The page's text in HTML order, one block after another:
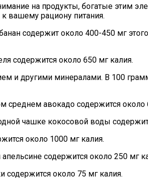
на продукты, богатые этим
вашему рациону питания.
содержит около 400-450 мг
содержится около 650 мг калия.
и другими минералами. В 100
среднем авокадо содержится около
чашке кокосовой воды
около 1000 мг калия.
содержится около 250 мг
содержится около 75 мг калия.